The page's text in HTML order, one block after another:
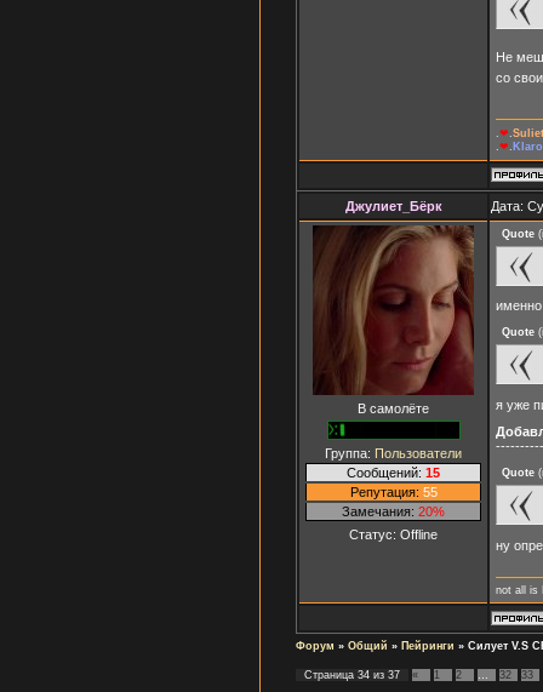
Не
со
.❤.
.❤.
Джулиет_Бёрк Дата:
В самолёте
Группа: Пользователи
Сообщений: 15
Репутация: 55
Замечания: 20%
Статус: Offline
Quote (
именно
Quote (
я уже
Quote (
ну
not all is
Форум » Общий » Пейринги » Силует V.S
Страница 34 из 37 « 1 2 32 33